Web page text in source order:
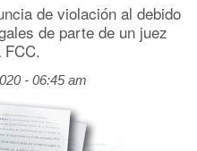
de violación al debido
de parte de un juez
- 06:45 am